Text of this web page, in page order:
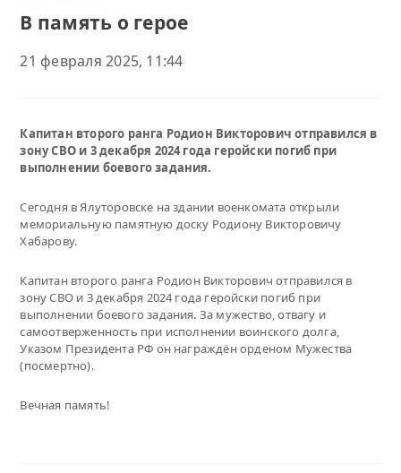
В память о герое
21 февраля 2025, 11:44
Капитан второго ранга Родион Викторович отправился в
зону СВО и 3 декабря 2024 года геройски погиб при
выполнении боевого задания.
Сегодня в Ялуторовске на здании военкомата открыли
мемориальную памятную доску Родиону Викторовичу
Хабарову.
Капитан второго ранга Родион Викторович отправился в
зону СВО и 3 декабря 2024 года геройски погиб при
выполнении боевого задания. За мужество, отвагу и
самоотверженность при исполнении воинского долга,
Указом Президента РФ он награждён орденом Мужества
(посмертно).
Вечная память!